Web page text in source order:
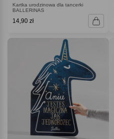
Kartka urodzinowa dla tancerki
BALLERINAS
14,90 zł